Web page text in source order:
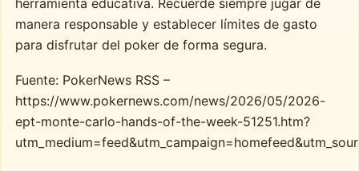
manera responsable y establecer límites de gasto
para disfrutar del poker de forma segura.
Fuente: PokerNews RSS –
https://www.pokernews.com/news/2026/05/2026-
ept-monte-carlo-hands-of-the-week-51251.htm?